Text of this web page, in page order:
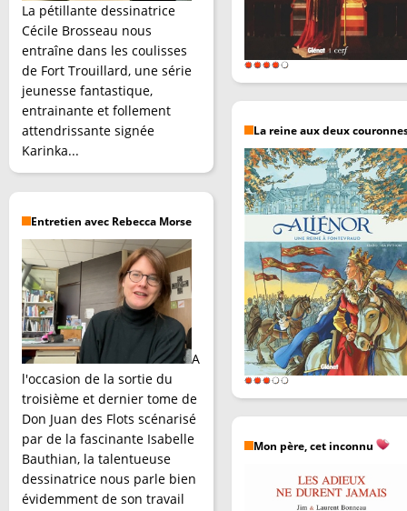
La pétillante dessinatrice
Cécile Brosseau nous
entraîne dans les coulisses
de Fort Trouillard, une série
jeunesse fantastique,
entrainante et follement
attendrissante signée
Karinka...
Entretien avec Rebecca Morse
A
l'occasion de la sortie du
troisième et dernier tome de
Don Juan des Flots scénarisé
par de la fascinante Isabelle
Bauthian, la talentueuse
dessinatrice nous parle bien
évidemment de son travail
La reine aux deux
Mon père, cet inconnu